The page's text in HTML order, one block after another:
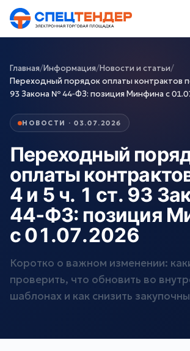
Главная/Информация/Новости и статьи/
Переходный порядок оплаты контрактов
93 Закона № 44‑ФЗ: позиция Минфина с
НОВОСТИ · 03.07.2026
Переходный
оплаты
4 и 5 ч. 1 ст. 93
44‑ФЗ: позиция
с 01.07.2026
Коротко о важном изменении:
проверить, что обновить во
шаблонах и как снизить